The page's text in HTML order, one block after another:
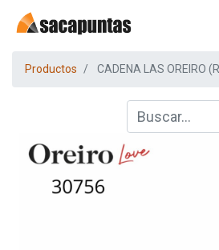
Productos CADENA LAS OREIRO